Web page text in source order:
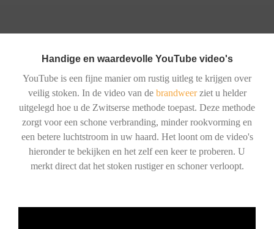
Handige en waardevolle YouTube video's
YouTube is een fijne manier om rustig uitleg te krijgen over
veilig stoken. In de video van de brandweerziet u helder
uitgelegd hoe u de Zwitserse methode toepast. Deze methode
zorgt voor een schone verbranding, minder rookvorming en
een betere luchtstroom in uw haard. Het loont om de video's
hieronder te bekijken en het zelf een keer te proberen. U
merkt direct dat het stoken rustiger en schoner verloopt.